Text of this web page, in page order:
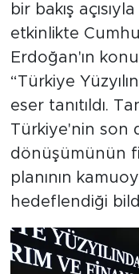
bir bakış
etkinlikte
Erdoğan'ın
“Türkiye
eser tanıtıldı.
Türkiye'nin son
dönüşümünün
planının
hedeflendiği